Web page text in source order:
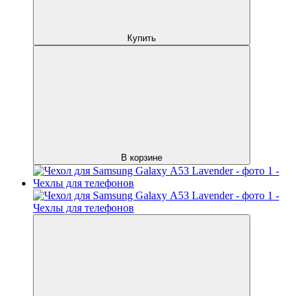
Купить
В корзине